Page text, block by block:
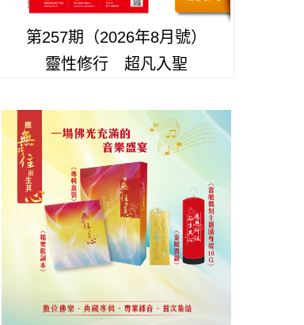
第257期（2026年8月號）
靈性修行 超凡入聖